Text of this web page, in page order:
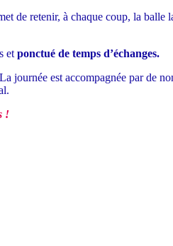
de retenir, à chaque coup, la balle
et ponctué de temps d’échanges.
journée est accompagnée par de
!